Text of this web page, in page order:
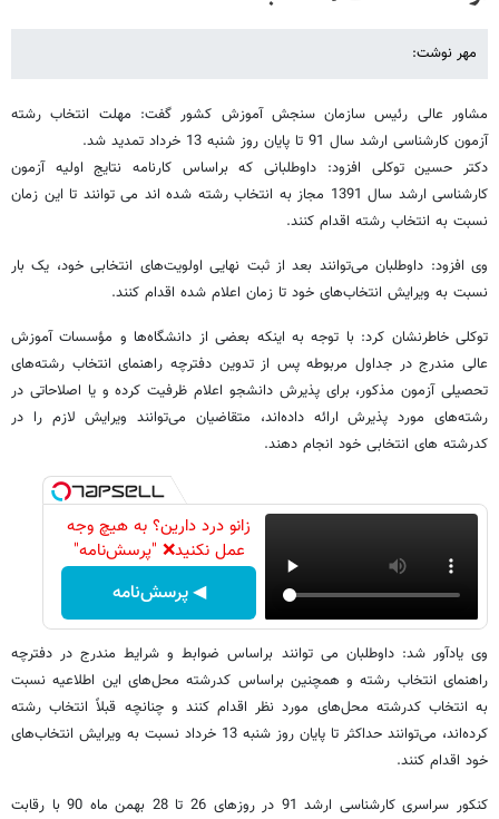
مهر نوشت:
مشاور عالی رئیس سازمان سنجش آموزش کشور گفت: مهلت انتخاب رشته
آزمون کارشناسی ارشد سال 91 تا پایان روز شنبه 13 خرداد تمدید شد.
دکتر حسین توکلی افزود: داوطلبانی که براساس کارنامه نتایج اولیه آزمون
کارشناسی ارشد سال‌ 1391 مجاز به انتخاب رشته شده اند می توانند تا این زمان
نسبت به انتخاب رشته اقدام کنند.
وی افزود: داوطلبان می‌توانند بعد از ثبت نهایی اولویت‌های انتخابی خود، یک‌ بار
نسبت به ویرایش انتخاب‌های خود تا زمان اعلام شده اقدام کنند.
توکلی خاطرنشان کرد: با توجه به اینکه‌ بعضی از دانشگاه‌ها و مؤسسات‌ آموزش‌
عالی ‌مندرج‌ در جداول‌ مربوطه پس از تدوین دفترچه راهنمای انتخاب رشته‌های
تحصیلی آزمون مذکور، برای‌ پذیرش‌ دانشجو اعلام‌ ظرفیت‌ کرده و یا اصلاحاتی در
رشته‌های مورد پذیرش ارائه داده‌اند، متقاضیان می‌توانند ویرایش لازم را در
کدرشته های انتخابی خود انجام دهند.
زانو درد دارین؟ به هیچ وجه
عمل نکنید❌ "پرسش‌نامه"
◀ پرسش‌نامه
وی یادآور شد: داوطلبان می توانند براساس ضوابط و شرایط مندرج در دفترچه
راهنمای انتخاب رشته و همچنین براساس کدرشته محل‌های این اطلاعیه نسبت
به انتخاب کدرشته ‌محل‌های مورد نظر اقدام کنند و چنانچه قبلاً انتخاب رشته
کرده‌اند، می‌توانند حداکثر تا پایان روز شنبه 13 خرداد نسبت به ویرایش انتخاب‌های
خود اقدام کنند.
کنکور سراسری کارشناسی ارشد 91 در روزهای 26 تا 28 بهمن ماه 90 با رقابت